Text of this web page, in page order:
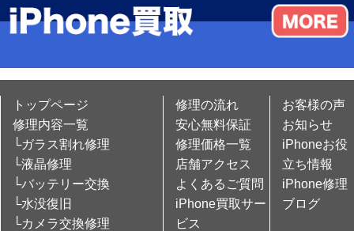
トップページ
修理内容一覧
└ガラス割れ修理
└液晶修理
└バッテリー交換
└水没復旧
└カメラ交換修理
修理の流れ
安心無料保証
修理価格一覧
店舗アクセス
よくあるご質問
iPhone買取サー
ビス
お客様の声
お知らせ
iPhoneお役
立ち情報
iPhone修理
ブログ